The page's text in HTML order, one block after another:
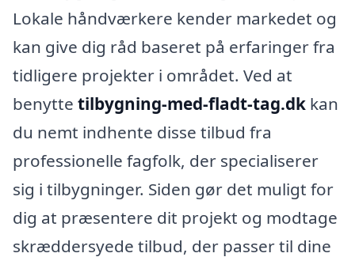
Lokale håndværkere kender markedet og
kan give dig råd baseret på erfaringer fra
tidligere projekter i området. Ved at
benytte tilbygning-med-fladt-tag.dk kan
du nemt indhente disse tilbud fra
professionelle fagfolk, der specialiserer
sig i tilbygninger. Siden gør det muligt for
dig at præsentere dit projekt og modtage
skræddersyede tilbud, der passer til dine